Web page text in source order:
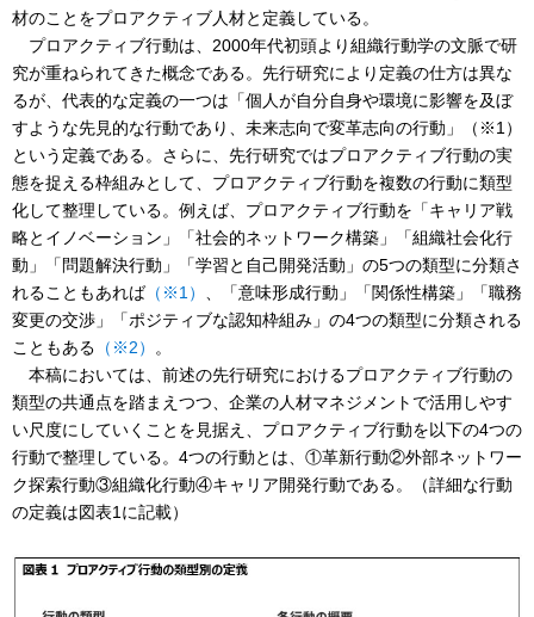
材のことをプロアクティブ人材と定義している。
プロアクティブ行動は、2000年代初頭より組織行動学の文脈で研
究が重ねられてきた概念である。先行研究により定義の仕方は異な
るが、代表的な定義の一つは「個人が自分自身や環境に影響を及ぼ
すような先見的な行動であり、未来志向で変革志向の行動」（※1）
という定義である。さらに、先行研究ではプロアクティブ行動の実
態を捉える枠組みとして、プロアクティブ行動を複数の行動に類型
化して整理している。例えば、プロアクティブ行動を「キャリア戦
略とイノベーション」「社会的ネットワーク構築」「組織社会化行
動」「問題解決行動」「学習と自己開発活動」の5つの類型に分類さ
れることもあれば（※1）
、「意味形成行動」「関係性構築」「職務
変更の交渉」「ポジティブな認知枠組み」の4つの類型に分類される
こともある （※2）
。
本稿においては、前述の先行研究におけるプロアクティブ行動の
類型の共通点を踏まえつつ、企業の人材マネジメントで活用しやす
い尺度にしていくことを見据え、プロアクティブ行動を以下の4つの
行動で整理している。4つの行動とは、①革新行動②外部ネットワー
ク探索行動③組織化行動④キャリア開発行動である。（詳細な行動
の定義は図表1に記載）